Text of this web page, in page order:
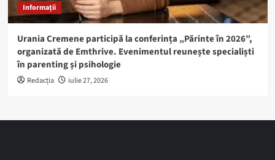
Informații
Urania Cremene participă la conferința „Părinte în 2026”,
organizată de Emthrive. Evenimentul reunește specialiști
în parenting și psihologie
Redacția iulie 27, 2026